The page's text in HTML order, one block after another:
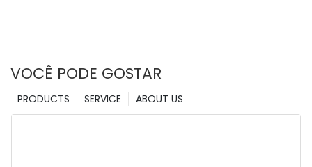
VOCÊ PODE GOSTAR
ABOUT US
SERVICE
PRODUCTS